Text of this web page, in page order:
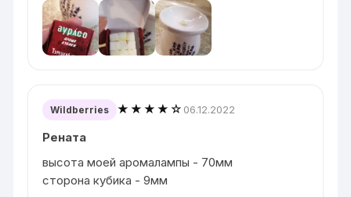
Wildberries ★★★★☆ 06.12.2022
Рената
высота моей аромалампы - 70мм
сторона кубика - 9мм